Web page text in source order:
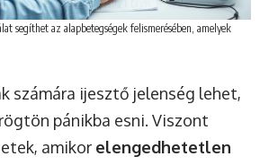
segíthet az alapbetegségek felismerésében, amelyek
számára ijesztő jelenség lehet,
pánikba esni. Viszont
amikor elengedhetetlen